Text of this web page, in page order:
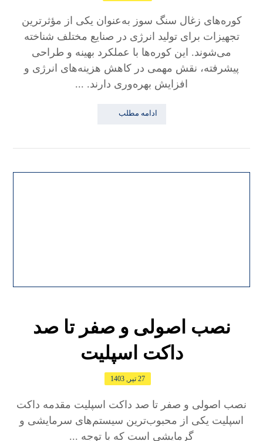
کوره‌های زغال سنگ سوز به‌عنوان یکی از مؤثرترین
تجهیزات برای تولید انرژی در صنایع مختلف شناخته
می‌شوند. این کوره‌ها با عملکرد بهینه و طراحی
پیشرفته، نقش مهمی در کاهش هزینه‌های انرژی و
افزایش بهره‌وری دارند. ...
ادامه مطلب
نصب اصولی و صفر تا صد
داکت اسپلیت
27 تیر, 1403
نصب اصولی و صفر تا صد داکت اسپلیت مقدمه داکت
اسپلیت یکی از محبوب‌ترین سیستم‌های سرمایشی و
گرمایشی است که با توجه ...